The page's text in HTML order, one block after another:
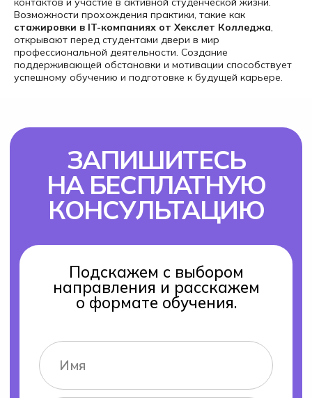
Возможности прохождения практики, такие как
стажировки в IT-компаниях от Хекслет Колледжа,
открывают перед студентами двери в мир
профессиональной деятельности. Создание
поддерживающей обстановки и мотивации способствует
успешному обучению и подготовке к будущей карьере.
Поступление 2026
IT-школа Хексли
Как проходит обучение
Процесс поступления
Подача документов